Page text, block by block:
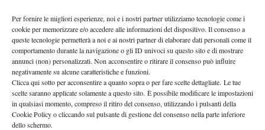
Per fornire le migliori esperienze, noi e i nostri partner utilizziamo tecnologie come i
cookie per memorizzare e/o accedere alle informazioni del dispositivo. Il consenso a
queste tecnologie permetterà a noi e ai nostri partner di elaborare dati personali come il
comportamento durante la navigazione o gli ID univoci su questo sito e di mostrare
annunci (non) personalizzati. Non acconsentire o ritirare il consenso può influire
negativamente su alcune caratteristiche e funzioni.
Clicca qui sotto per acconsentire a quanto sopra o per fare scelte dettagliate. Le tue
scelte saranno applicate solamente a questo sito. È possibile modificare le impostazioni
in qualsiasi momento, compreso il ritiro del consenso, utilizzando i pulsanti della
Cookie Policy o cliccando sul pulsante di gestione del consenso nella parte inferiore
dello schermo.
1000 di Madridche diRoma, oltre ad aver vinto ilW75 di
Kosicein finale controCaroline Wernerpiuttosto nettamente.
Nel prossimo match l’italiana affronterà la giocatrice testa di serie
numero 7 Varvara Lepchenko, sconfitta recentemente nel primo
turno di qualificazioni alRoland Garros .